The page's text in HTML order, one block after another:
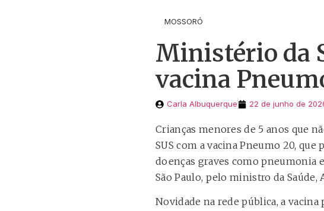
MOSSORÓ
Ministério da
vacina
Carla Albuquerque 22 de junho de
Crianças menores de 5 anos que
SUS com a vacina Pneumo 20,
doenças graves como pneumonia
São Paulo, pelo ministro da Saúde,
Novidade na rede pública, a vacina